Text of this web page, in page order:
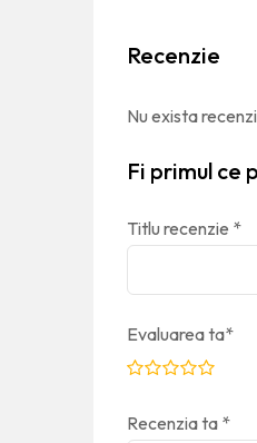
Recenzie
Nu exista
Fi primul ce
Titlu recenzie *
Evaluarea ta*
Recenzia ta *